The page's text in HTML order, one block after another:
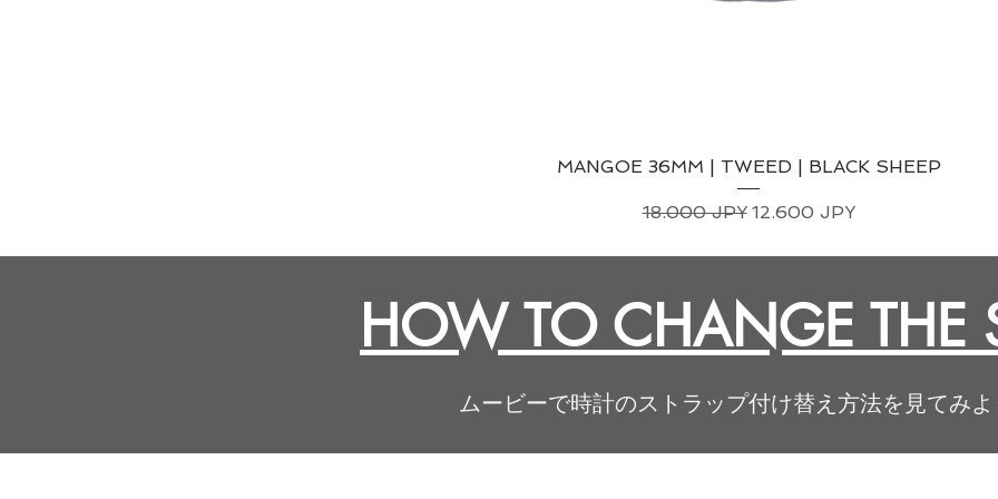
MANGOE 36MM | TWEED | BLACK SHEEP
Precio
18.000 JPY Precio de oferta
12.600 JPY
HOW TO CHANGE THE
ムービーで時計のストラップ付け替え方法を見てみよ